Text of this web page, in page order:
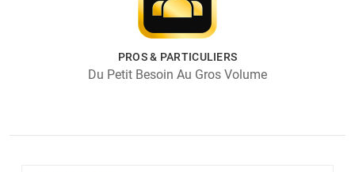
PROS & PARTICULIERS
Du Petit Besoin Au Gros Volume